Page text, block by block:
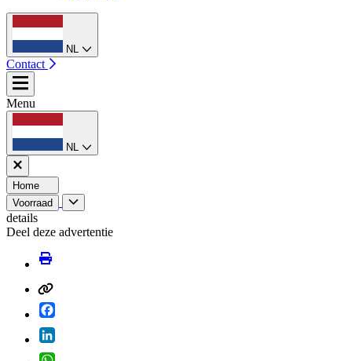
NL
Contact
Menu
NL
Home
Voorraad
details
Deel deze advertentie